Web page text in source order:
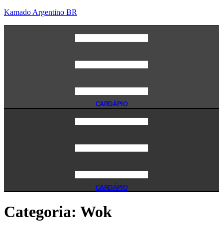
Kamado Argentino BR
CARDÁPIO
CARDÁPIO
Categoria: Wok